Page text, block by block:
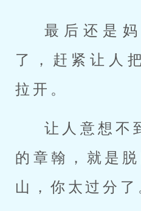
最后还是
了，赶紧让人
拉开。
让人意想不
的章翰，就是
山，你太过分了